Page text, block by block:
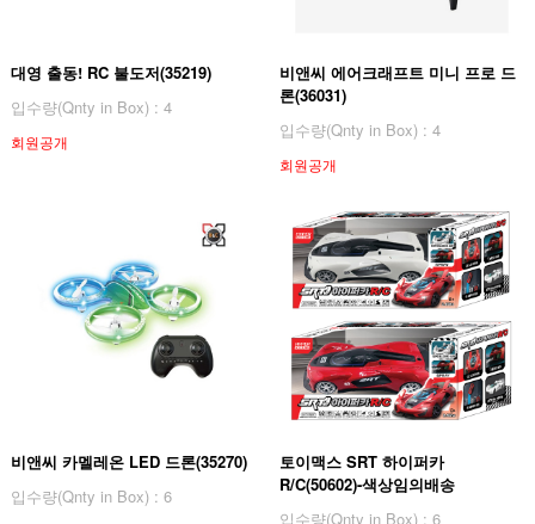
대영 출동! RC 불도저(35219)
입수량(Qnty in Box) : 4
회원공개
비앤씨 에어크래프트 미니 프로 드
론(36031)
입수량(Qnty in Box) : 4
회원공개
비앤씨 카멜레온 LED 드론(35270)
입수량(Qnty in Box) : 6
토이맥스 SRT 하이퍼카
R/C(50602)-색상임의배송
입수량(Qnty in Box) : 6